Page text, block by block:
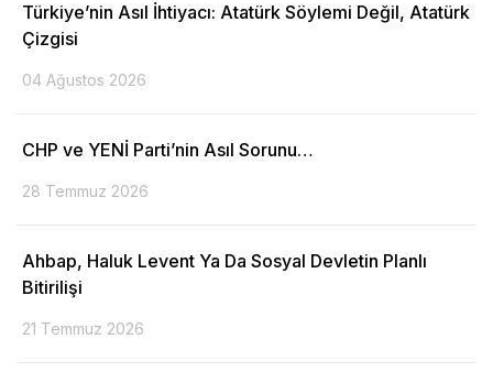
Türkiye’nin Asıl İhtiyacı: Atatürk Söylemi Değil, Atatürk
Çizgisi
04 Ağustos 2026
CHP ve YENİ Parti’nin Asıl Sorunu…
28 Temmuz 2026
Ahbap, Haluk Levent Ya Da Sosyal Devletin Planlı
Bitirilişi
21 Temmuz 2026